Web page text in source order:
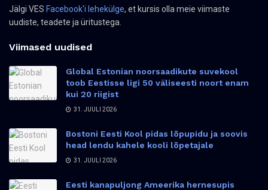
Jälgi VES Facebook'i lehekülge, et kursis olla meie viimaste
uudiste, teadete ja üritustega.
Viimased uudised
Global Estonian noorsaadikute suvekool
toob Eestisse ligi 50 väliseesti noort enam
kui 20 riigist
31. JUULI 2026
Bostoni Eesti Kool pidas lõpupidu ja soovis
head lendu kahele kooli lõpetajale
31. JUULI 2026
Eesti kanapuljong Ameerika hernesupis